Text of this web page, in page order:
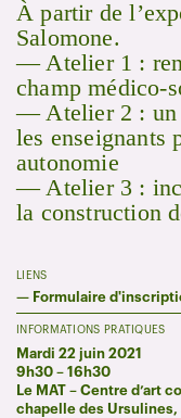
À partir de
Salomone.
— Atelier 1 :
champ médico-
— Atelier 2 : un
les enseignants
autonomie
— Atelier 3 :
la construction
LIENS
— Formulaire
INFORMATIONS PRATIQUES
Mardi 22 juin 2021
9h30 – 16h30
Le MAT – Centre d’art
chapelle des Ursulines,